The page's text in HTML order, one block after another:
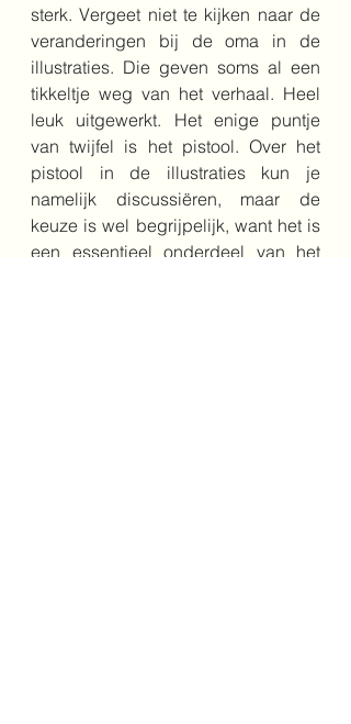
sterk. Vergeet niet te kijken naar de
veranderingen bij de oma in de
illustraties. Die geven soms al een
tikkeltje weg van het verhaal. Heel
leuk uitgewerkt. Het enige puntje
van twijfel is het pistool. Over het
pistool in de illustraties kun je
namelijk discussiëren, maar de
keuze is wel begrijpelijk, want het is
een essentieel onderdeel van het